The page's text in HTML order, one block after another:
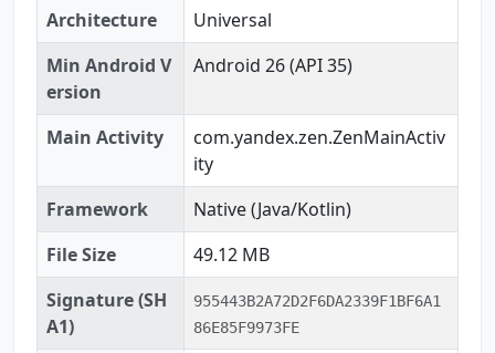
Architecture
Universal
Min Android V
ersion
Android 26 (API 35)
Main Activity
com.yandex.zen.ZenMainActiv
ity
Framework
Native (Java/Kotlin)
File Size
49.12 MB
Signature (SH
A1)
955443B2A72D2F6DA2339F1BF6A1
86E85F9973FE